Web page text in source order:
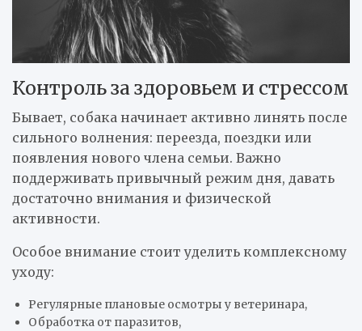
Контроль за здоровьем и стрессом
Бывает, собака начинает активно линять после
сильного волнения: переезда, поездки или
появления нового члена семьи. Важно
поддерживать привычный режим дня, давать
достаточно внимания и физической
активности.
Особое внимание стоит уделить комплексному
уходу:
Регулярные плановые осмотры у ветеринара,
Обработка от паразитов,